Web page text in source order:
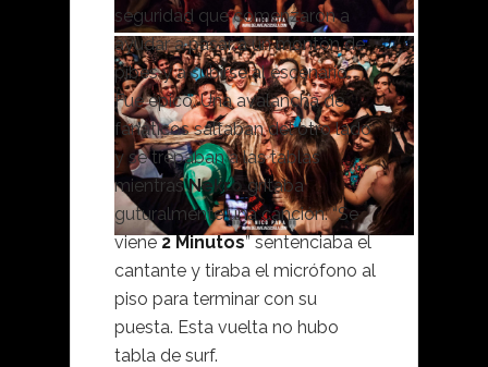
seguridad que comenzaron a
ayudar a pasar a un montón de
pibes y a subirse al escenario.
Fue épico. Una avalancha de
fanáticos saltaban del otro lado
y se trepaban a las tablas
mientrasNekrogritaba
guturalmente una canción. “Se
viene 2 Minutos” sentenciaba el
cantante y tiraba el micrófono al
piso para terminar con su
puesta. Esta vuelta no hubo
tabla de surf.